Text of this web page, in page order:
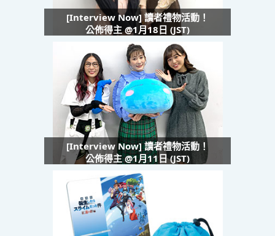
[Interview Now] 讀者禮物活動！
公佈得主 @1月18日 (JST)
[Interview Now] 讀者禮物活動！
公佈得主 @1月11日 (JST)